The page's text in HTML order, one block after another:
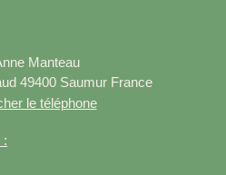
Manteau
49400 Saumur France
le téléphone
: